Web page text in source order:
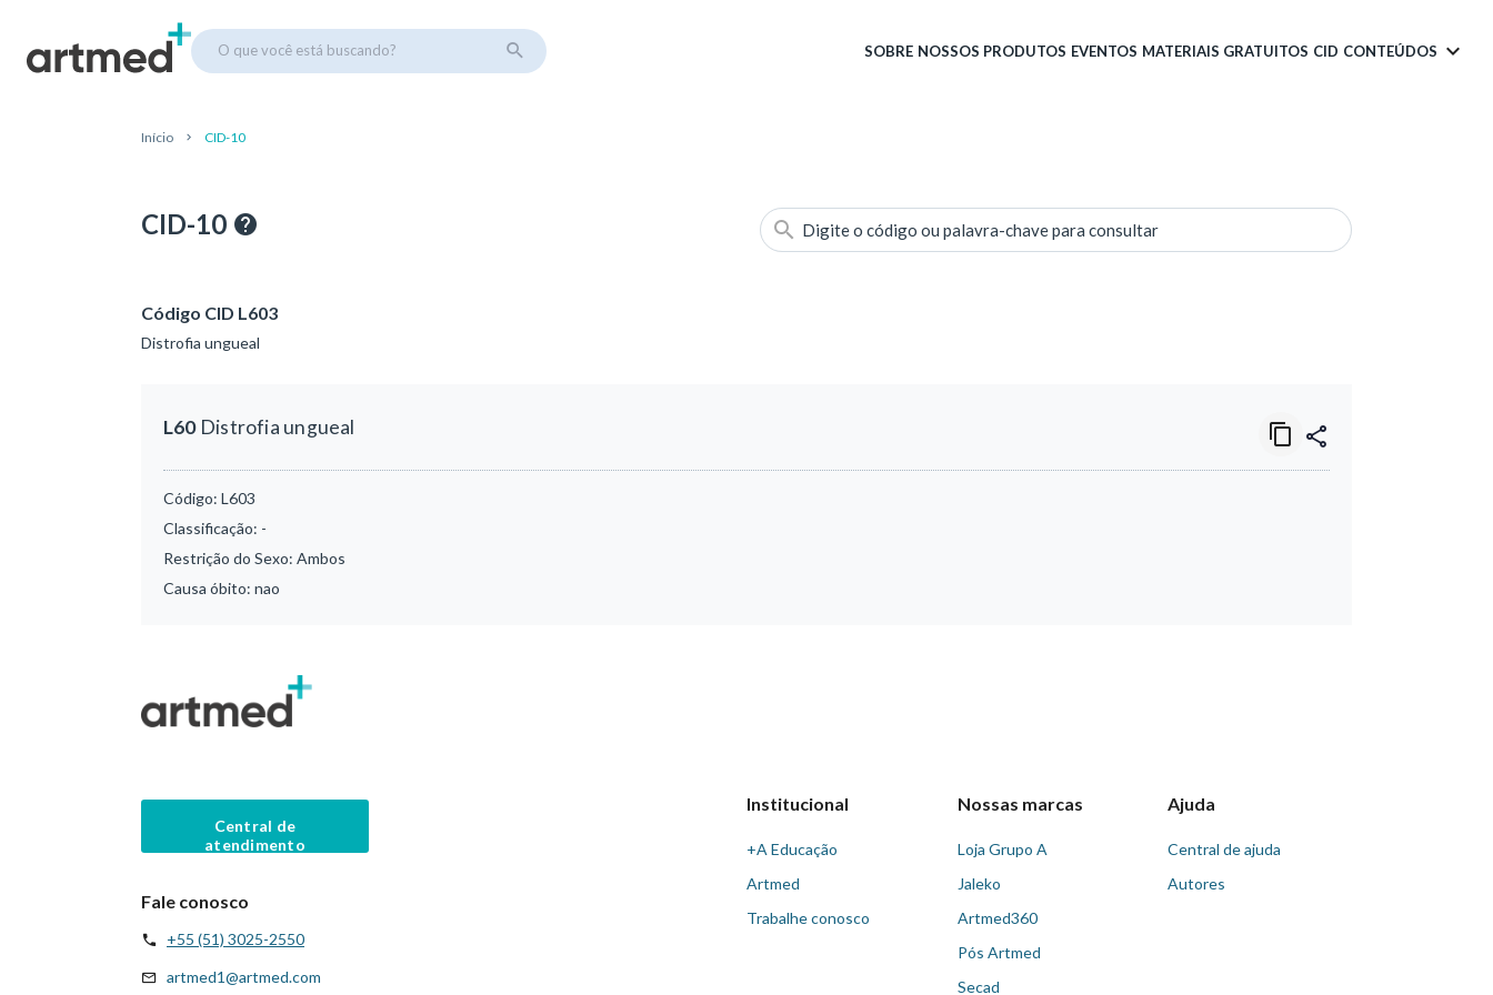
O que você está buscando? SOBRE NOSSOS PRODUTOS EVENTOS MATERIAIS GRATUITOS CID CONTEÚDOS
Início CID-10
CID-10 Digite o código ou palavra-chave para consultar
Código CID L603
Distrofia ungueal
L60Distrofia ungueal
Código: L603
Classificação: -
Restrição do Sexo: Ambos
Causa óbito: nao
Central de
atendimento
Fale conosco
+55 (51) 3025-2550
artmed1@artmed.com
Institucional
+A Educação
Artmed
Trabalhe conosco
Nossas marcas
Loja Grupo A
Jaleko
Artmed360
Pós Artmed
Secad
Ajuda
Central de ajuda
Autores